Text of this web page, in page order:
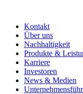
Kontakt
Über uns
Nachhaltigkeit
Produkte &
Karriere
Investoren
News & Medien